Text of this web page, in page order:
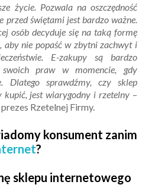
życie. Pozwala na oszczędność
przed świętami jest bardzo ważne.
osób decyduje się na taką formę
aby nie popaść w zbytni zachwyt i
E-zakupy są bardzo
swoich praw w momencie, gdy
Dlatego sprawdźmy, czy sklep
jest wiarygodny i rzetelny –
Rzetelnej Firmy.
konsument zanim
?
sklepu internetowego